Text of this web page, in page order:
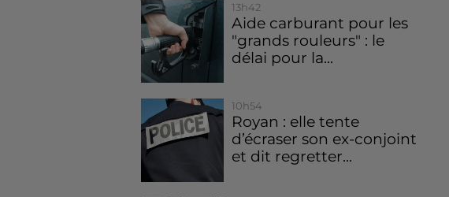
13h42
Aide carburant pour les
"grands rouleurs" : le
délai pour la...
10h54
Royan : elle tente
d’écraser son ex-conjoint
et dit regretter...